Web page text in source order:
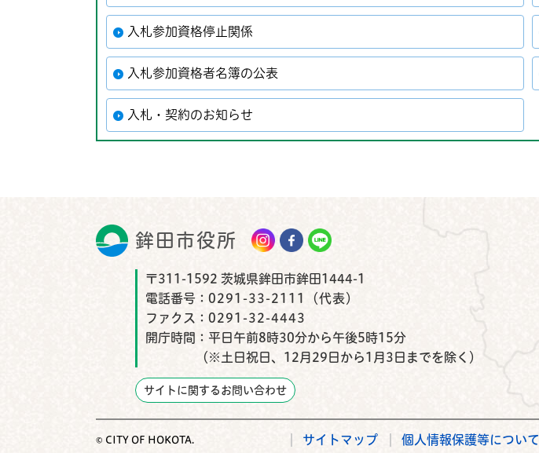
入札参加資格停止関係
入札参加資格者名簿の公表
入札・契約のお知らせ
鉾田市役所 鉾田市公式Instagram
鉾田市公式Facebook
鉾田市公式LINE
〒311-1592 茨城県鉾田市鉾田1444-1
電話番号： 0291-33-2111（代表）
ファクス： 0291-32-4443
開庁時間： 平日午前8時30分から午後5時15分
（※土日祝日、12月29日から1月3日までを除く）
サイトに関するお問い合わせ
© CITY OF HOKOTA. サイトマップ 個人情報保護等について